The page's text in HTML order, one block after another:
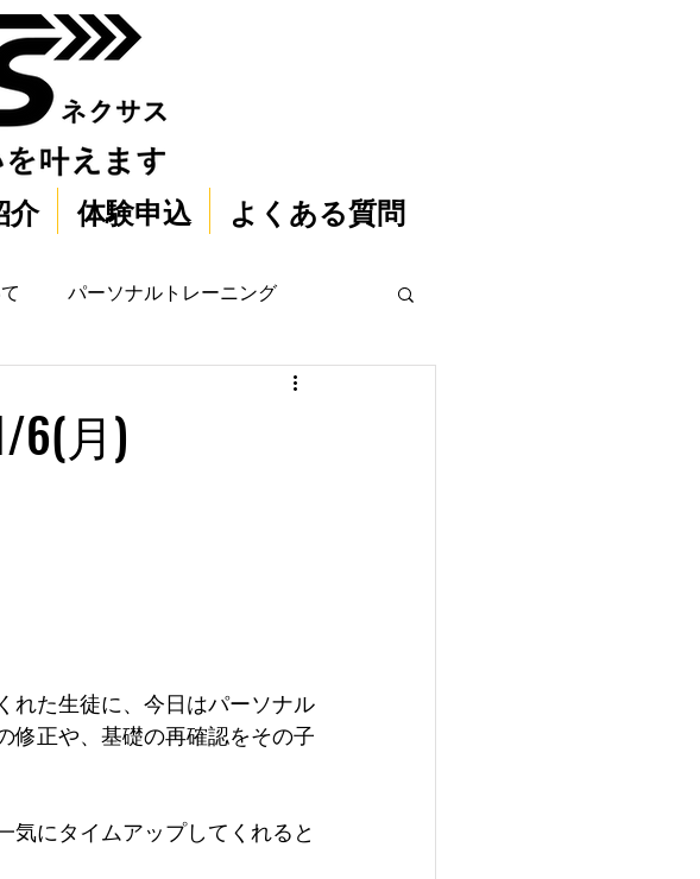
介 体験申込 よくある質問
パーソナルトレーニング
6(月)
れた生徒に、今日はパーソナル
修正や、基礎の再確認をその子
気にタイムアップしてくれると